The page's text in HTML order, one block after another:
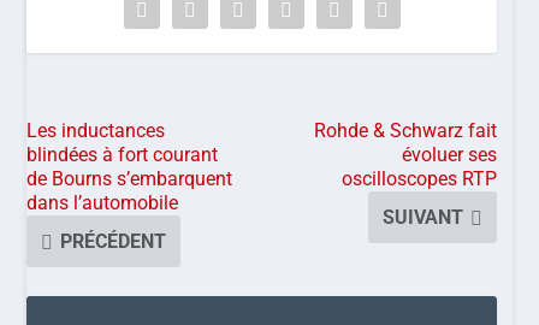
Les inductances
blindées à fort courant
de Bourns s’embarquent
dans l’automobile
PRÉCÉDENT
Rohde & Schwarz fait
évoluer ses
oscilloscopes RTP
SUIVANT